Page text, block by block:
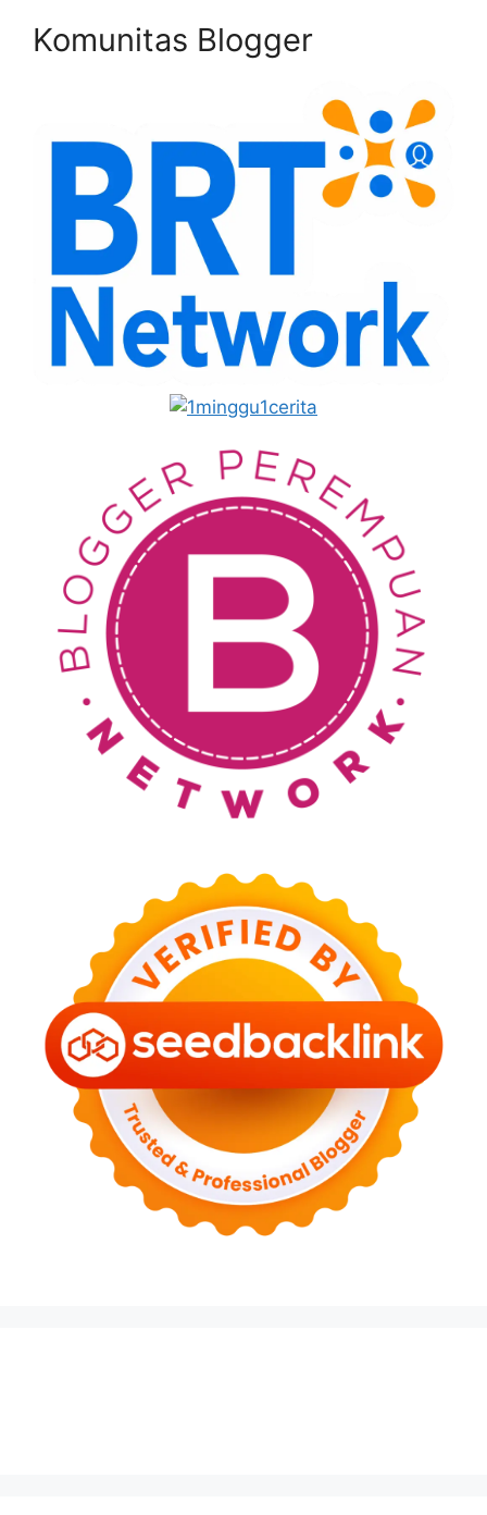
Komunitas Blogger